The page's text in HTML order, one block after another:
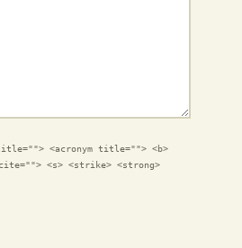
<acronym title=""> <b>
<s> <strike> <strong>